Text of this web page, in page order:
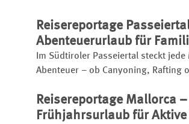
entdecken Sie Routen für jedes
.
Reisereportage
Abenteuerurlaub für
Im Südtiroler Passeiertal steckt jede
Abenteuer – ob Canyoning, Rafting
Reisereportage Mallorca –
Frühjahrsurlaub für Aktive